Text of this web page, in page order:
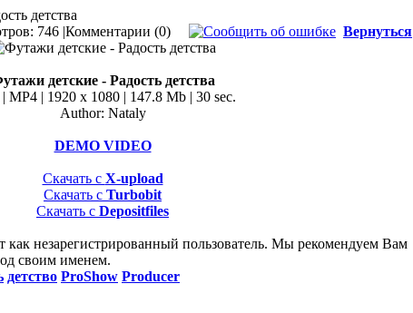
детства
746 |Комментарии (0) Вернуться
детские - Радость детства
| MP4 | 1920 x 1080 | 147.8 Mb | 30 sec.
Author: Nataly
DEMO VIDEO
Скачать с X-upload
Скачать с Turbobit
Скачать с Depositfiles
незарегистрированный пользователь. Мы рекомендуем Вам
своим именем.
детство ProShow Producer